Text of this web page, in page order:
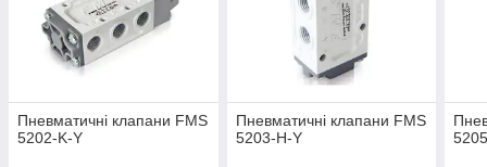
Пневматичні клапани FMS
5202-K-Y
Пневматичні клапани FMS
5203-H-Y